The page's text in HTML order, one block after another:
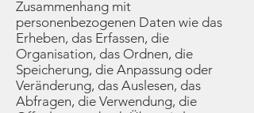
Zusammenhang mit
personenbezogenen Daten wie das
Erheben, das Erfassen, die
Organisation, das Ordnen, die
Speicherung, die Anpassung oder
Veränderung, das Auslesen, das
Abfragen, die Verwendung, die